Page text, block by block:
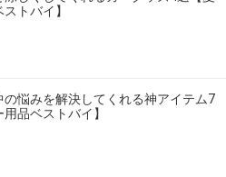
トバイ】
の悩みを解決してくれる神アイテム7
品ベストバイ】